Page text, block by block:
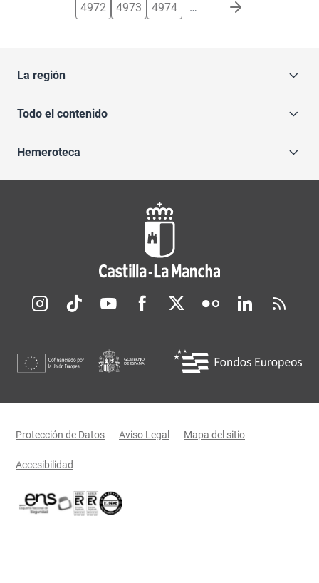
4972
4973 4974 …
La región
Todo el contenido
Hemeroteca
Redes sociales JCCM
Menú legal
Protección de Datos Aviso Legal Mapa del sitio
Accesibilidad